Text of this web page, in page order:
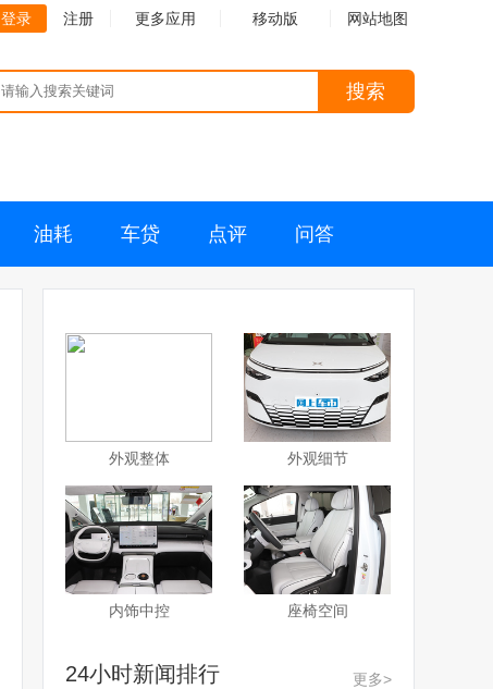
登录 注册 更多应用 移动版 网站地图
搜索
油耗 车贷 点评 问答
外观整体 外观细节
内饰中控 座椅空间
24小时新闻排行 更多>